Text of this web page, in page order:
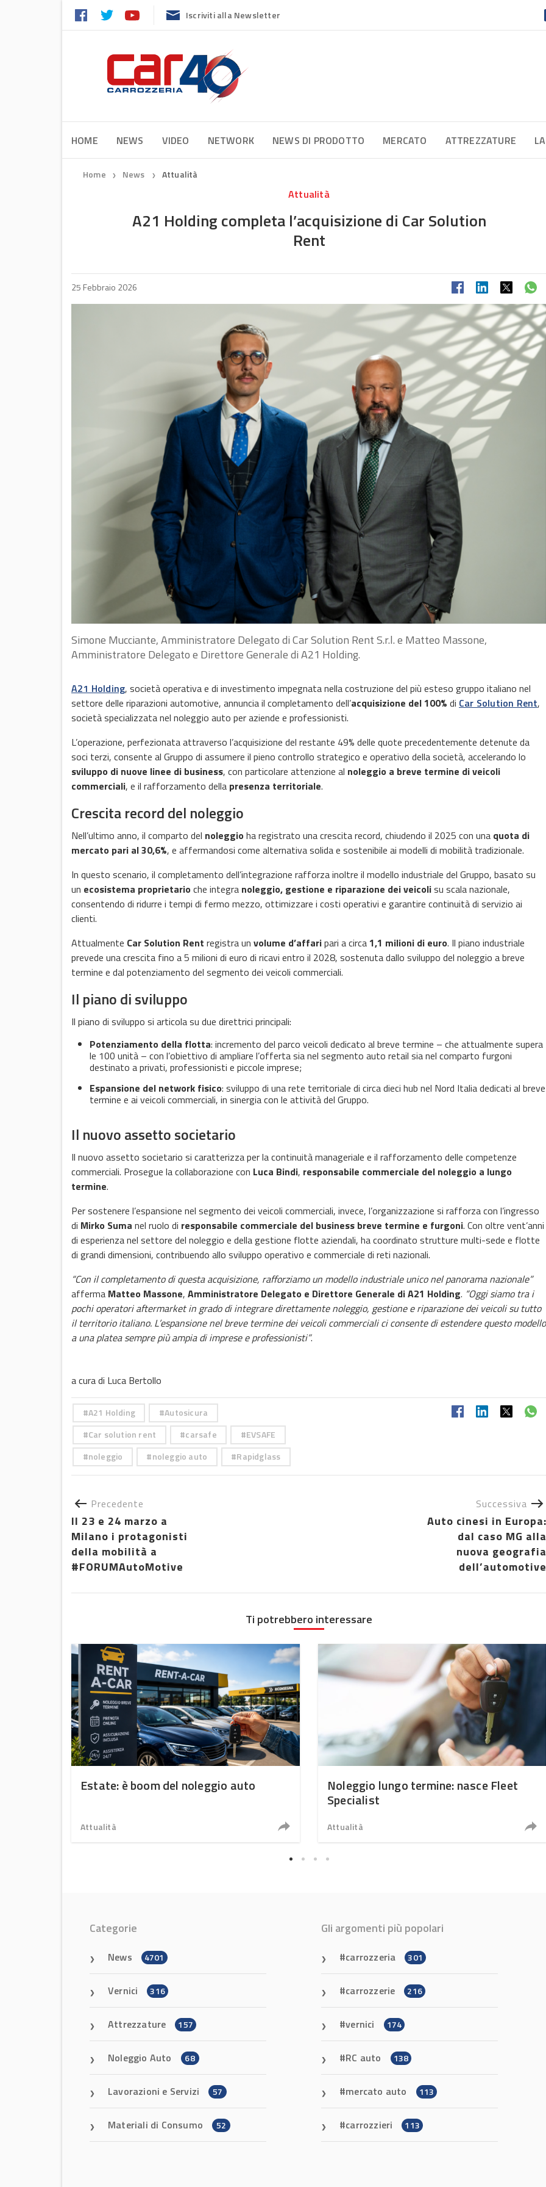
Iscriviti alla Newsletter
HOME NEWS VIDEO NETWORK NEWS DI PRODOTTO MERCATO ATTREZZATURE
Home ❯ News ❯ Attualità
Attualità
A21 Holding completa l’acquisizione di Car Solution
Rent
25 Febbraio 2026
Simone Mucciante, Amministratore Delegato di Car Solution Rent S.r.l. e Matteo Massone,
Amministratore Delegato e Direttore Generale di A21 Holding.
A21 Holding, società operativa e di investimento impegnata nella costruzione del più esteso gruppo italiano nel
settore delle riparazioni automotive, annuncia il completamento dell’acquisizione del 100% di Car Solution Rent,
società specializzata nel noleggio auto per aziende e professionisti.
L’operazione, perfezionata attraverso l’acquisizione del restante 49% delle quote precedentemente detenute da
soci terzi, consente al Gruppo di assumere il pieno controllo strategico e operativo della società, accelerando lo
sviluppo di nuove linee di business, con particolare attenzione al noleggio a breve termine di veicoli
commerciali, e il rafforzamento della presenza territoriale.
Crescita record del noleggio
Nell’ultimo anno, il comparto del noleggio ha registrato una crescita record, chiudendo il 2025 con una quota di
mercato pari al 30,6%, e affermandosi come alternativa solida e sostenibile ai modelli di mobilità tradizionale.
In questo scenario, il completamento dell’integrazione rafforza inoltre il modello industriale del Gruppo, basato su
un ecosistema proprietario che integra noleggio, gestione e riparazione dei veicolisu scala nazionale,
consentendo di ridurre i tempi di fermo mezzo, ottimizzare i costi operativi e garantire continuità di servizio ai
clienti.
Attualmente Car Solution Rent registra un volume d’affaripari a circa 1,1 milioni di euro. Il piano industriale
prevede una crescita fino a 5 milioni di euro di ricavi entro il 2028, sostenuta dallo sviluppo del noleggio a breve
termine e dal potenziamento del segmento dei veicoli commerciali.
Il piano di sviluppo
Il piano di sviluppo si articola su due direttrici principali:
Potenziamento della flotta: incremento del parco veicoli dedicato al breve termine – che attualmente supera
le 100 unità – con l’obiettivo di ampliare l’offerta sia nel segmento auto retail sia nel comparto furgoni
destinato a privati, professionisti e piccole imprese;
Espansione del network fisico: sviluppo di una rete territoriale di circa dieci hub nel Nord Italia dedicati al breve
termine e ai veicoli commerciali, in sinergia con le attività del Gruppo.
Il nuovo assetto societario
Il nuovo assetto societario si caratterizza per la continuità manageriale e il rafforzamento delle competenze
commerciali. Prosegue la collaborazione con Luca Bindi, responsabile commerciale del noleggio a lungo
termine.
Per sostenere l’espansione nel segmento dei veicoli commerciali, invece, l’organizzazione si rafforza con l’ingresso
di Mirko Suma nel ruolo di responsabile commerciale del business breve termine e furgoni. Con oltre vent’anni
di esperienza nel settore del noleggio e della gestione flotte aziendali, ha coordinato strutture multi-sede e flotte
di grandi dimensioni, contribuendo allo sviluppo operativo e commerciale di reti nazionali.
“Con il completamento di questa acquisizione, rafforziamo un modello industriale unico nel panorama nazionale”
afferma Matteo Massone, Amministratore Delegato e Direttore Generale di A21 Holding. “Oggi siamo tra i
pochi operatori aftermarket in grado di integrare direttamente noleggio, gestione e riparazione dei veicoli su tutto
il territorio italiano. L’espansione nel breve termine dei veicoli commerciali ci consente di estendere questo modello
a una platea sempre più ampia di imprese e professionisti”.
a cura di Luca Bertollo
A21 Holding
Autosicura
Car solution rent
carsafe
EVSAFE
noleggio
noleggio auto Rapidglass
Precedente
Il 23 e 24 marzo a
Milano i protagonisti
della mobilità a
#FORUMAutoMotive
Successiva
Auto cinesi in Europa:
dal caso MG alla
nuova geografia
dell’automotive
Ti potrebbero interessare
Estate: è boom del noleggio auto
Attualità
Noleggio lungo termine: nasce Fleet
Specialist
Attualità
Categorie
News 4701
Vernici 316
Attrezzature 157
Noleggio Auto 68
Lavorazioni e Servizi 57
Materiali di Consumo 52
Gli argomenti più popolari
carrozzeria 301
carrozzerie 216
vernici 174
RC auto 138
mercato auto 113
carrozzieri 113